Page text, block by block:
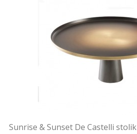
Sunrise & Sunset De Castelli stolik